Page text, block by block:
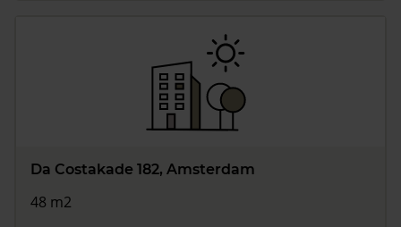
Da Costakade 182, Amsterdam
48 m2